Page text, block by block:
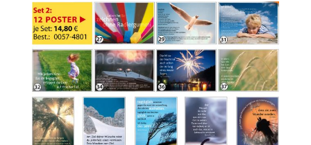
Bildergalerie überspringen